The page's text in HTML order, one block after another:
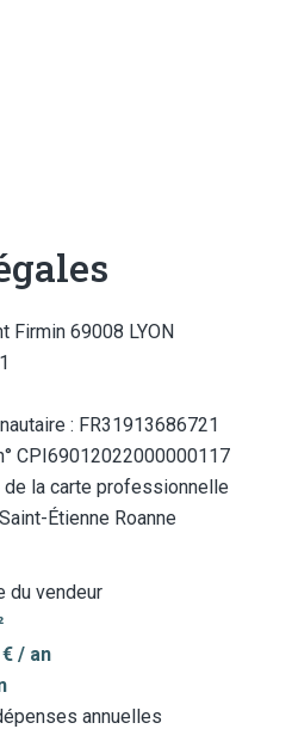
Firmin 69008 LYON
: FR31913686721
CPI69012022000000117
la carte professionnelle
Étienne Roanne
du vendeur
/ an
annuelles